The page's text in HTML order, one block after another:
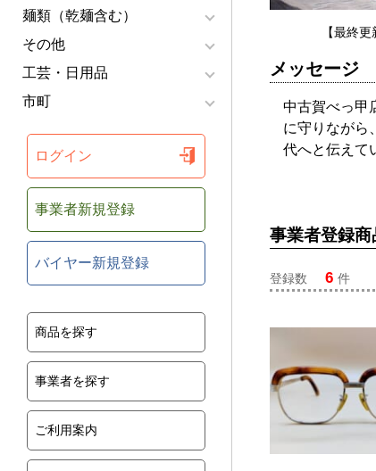
麺類（乾麺含む）
その他
工芸・日用品
市町
ログイン
事業者新規登録
バイヤー新規登録
商品を探す
事業者を探す
ご利用案内
【最終
メッセージ
中古賀べっ甲
に守りながら
代へと伝えて
事業者登録商
登録数 6 件